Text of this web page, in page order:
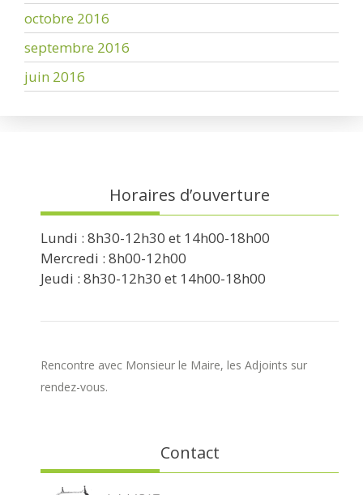
octobre 2016
septembre 2016
juin 2016
Horaires d’ouverture
Lundi : 8h30-12h30 et 14h00-18h00
Mercredi : 8h00-12h00
Jeudi : 8h30-12h30 et 14h00-18h00
Rencontre avec Monsieur le Maire, les Adjoints sur
rendez-vous.
Contact